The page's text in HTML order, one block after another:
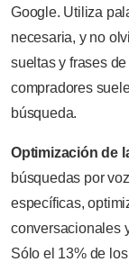
Google. Utiliza
necesaria, y no
sueltas y frases
compradores
búsqueda.
Optimización de
búsquedas por
específicas,
conversacionales
Sólo el 13% de